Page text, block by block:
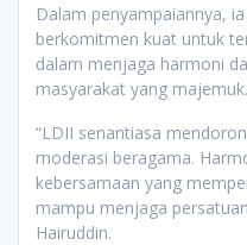
Dalam penyampaiannya,
berkomitmen kuat untuk
dalam menjaga harmoni
masyarakat yang majemuk.
“LDII senantiasa
moderasi beragama.
kebersamaan yang
mampu menjaga
Hairuddin.